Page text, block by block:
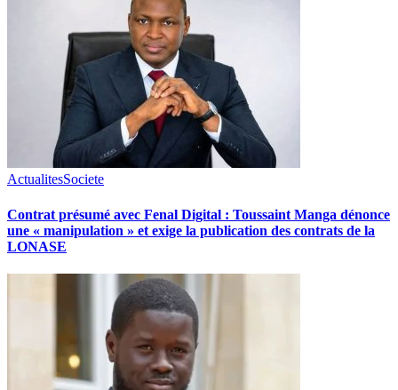
ActualitesSociete
Contrat présumé avec Fenal Digital : Toussaint Manga dénonce
une « manipulation » et exige la publication des contrats de la
LONASE